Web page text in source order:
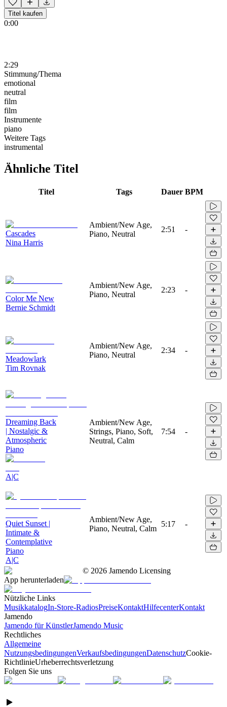
Titel kaufen
0:00
2:29
Stimmung/Thema
emotional
neutral
film
film
Instrumente
piano
Weitere Tags
instrumental
Ähnliche Titel
Titel Tags Dauer BPM
Cascades
Nina Harris
Ambient/New Age,
Piano, Neutral
2:51 -
Color Me New
Bernie Schmidt
Ambient/New Age,
Piano, Neutral
2:23 -
Meadowlark
Tim Rovnak
Ambient/New Age,
Piano, Neutral
2:34 -
Dreaming Back
| Nostalgic &
Atmospheric
Piano
A|C
Ambient/New Age,
Strings, Piano, Soft,
Neutral, Calm
7:54 -
Quiet Sunset |
Intimate &
Contemplative
Piano
A|C
Ambient/New Age,
Piano, Neutral, Calm
5:17 -
© 2026 Jamendo Licensing
App herunterladen
Nützliche Links
MusikkatalogIn-Store-RadiosPreiseKontaktHilfecenterKontakt
Jamendo
Jamendo für KünstlerJamendo Music
Rechtliches
Allgemeine
NutzungsbedingungenVerkaufsbedingungenDatenschutzCookie-
RichtlinieUrheberrechtsverletzung
Folgen Sie uns